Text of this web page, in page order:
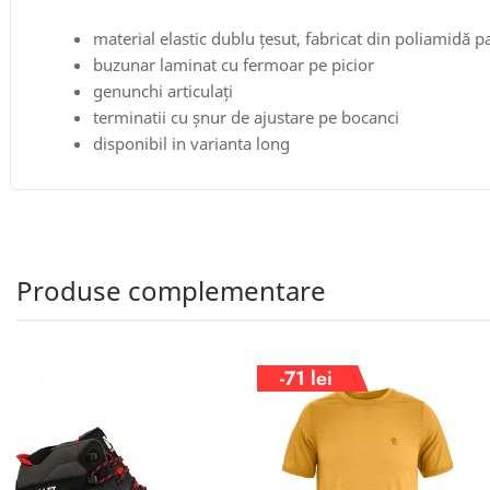
material elastic dublu țesut, fabricat din poliamidă
buzunar laminat cu fermoar pe picior
genunchi articulați
terminatii cu șnur de ajustare pe bocanci
disponibil in varianta long
Produse complementare
-71 lei